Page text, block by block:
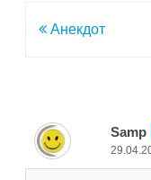
Навигация
Анекдот
Samp